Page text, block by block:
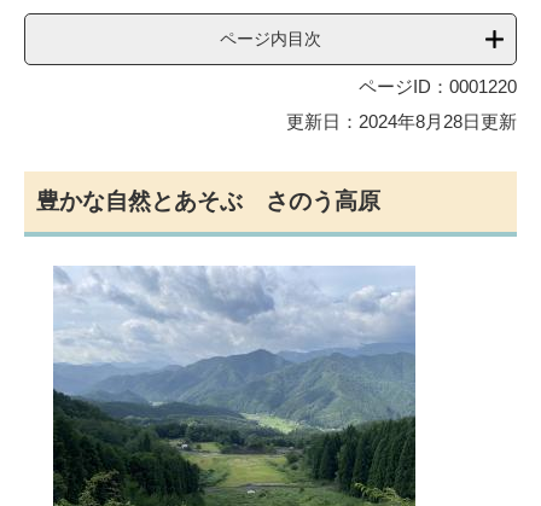
ページ内目次
ページID：0001220
更新日：2024年8月28日更新
豊かな自然とあそぶ さのう高原